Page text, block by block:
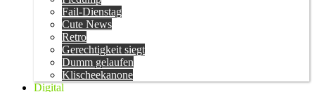
Fail-Dienstag
Cute News
Retro
Gerechtigkeit siegt
Dumm gelaufen
Klischeekanone
Digital